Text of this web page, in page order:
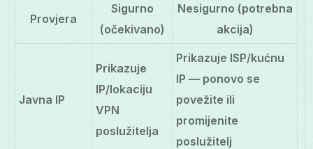
Provjera
Sigurno
(očekivano)
Nesigurno (potrebna
akcija)
Javna IP
Prikazuje
IP/lokaciju
VPN
poslužitelja
Prikazuje ISP/kućnu
IP — ponovo se
povežite ili
promijenite
poslužitelj